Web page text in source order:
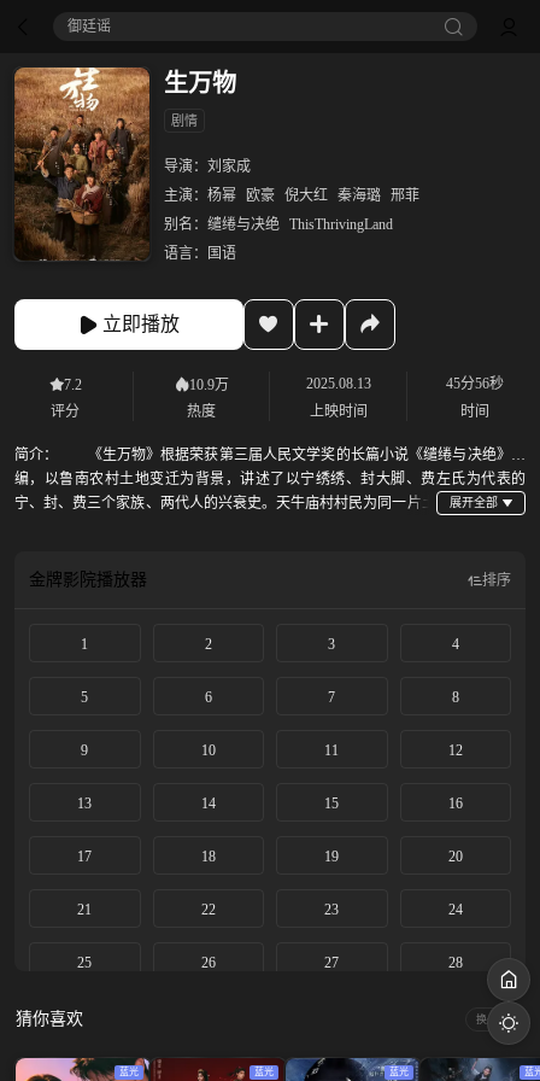
御廷谣‎
生万物
剧情
导演： 刘家成
主演： 杨幂 欧豪 倪大红 秦海璐 邢菲
别名： 缱绻与决绝 ThisThrivingLand
语言：
国语
立即播放
7.2
评分
10.9万
热度
2025.08.13
上映时间
45分56秒
时间
简介：
《生万物》根据荣获第三届人民文学奖的长篇小说《缱绻与决绝》改
编，以鲁南农村土地变迁为背景，讲述了以宁绣绣、封大脚、费左氏为代表的
宁、封、费三个家族、两代人的兴衰史。天牛庙村村民为同一片土
金牌影院播放器 排序
1 2 3 4
5 6 7 8
9 10 11 12
13 14 15 16
17 18 19 20
21 22 23 24
25 26 27 28
29
33 34 35 36
猜你喜欢 换一换
蓝光 蓝光 蓝光 蓝